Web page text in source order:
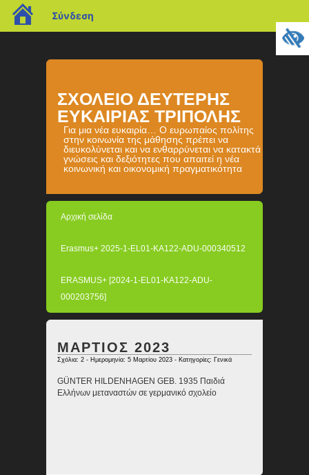
blogs.sch.gr
Σύνδεση
ΣΧΟΛΕΙΟ ΔΕΥΤΕΡΗΣ
ΕΥΚΑΙΡΙΑΣ ΤΡΙΠΟΛΗΣ
Για μια νέα ευκαιρία… Ο ευρωπαίος πολίτης
στην κοινωνία της μάθησης πρέπει να
διευκολύνεται και να ενθαρρύνεται να κατακτά
γνώσεις και δεξιότητες που απαιτεί η νέα
κοινωνική και οικονομική πραγματικότητα
Αρχική σελίδα
Erasmus+ 2025-1-EL01-KA122-ADU-000340512
ERASMUS+ [2024-1-EL01-KA122-ADU-
000203756]
ΜΑΡΤΙΟΣ 2023
Σχόλια: 2 - Ημερομηνία: 5 Μαρτίου 2023 - Κατηγορίες: Γενικά
GÜNTER HILDENHAGEN GEB. 1935 Παιδιά
Ελλήνων μεταναστών σε γερμανικό σχολείο